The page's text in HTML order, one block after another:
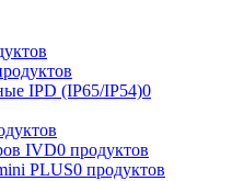
IPD (IP65/IP54)0
IVD0 продуктов
PLUS0 продуктов